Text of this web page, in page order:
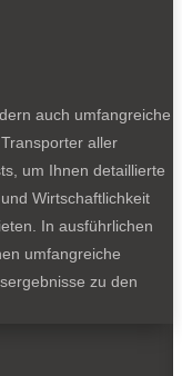
auch umfangreiche
aller
um Ihnen detaillierte
Wirtschaftlichkeit
In ausführlichen
umfangreiche
zu den